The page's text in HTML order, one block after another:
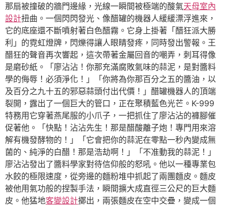
那扇被撞破的牆門邊緣，光線一瞬間被極端的酸氣天母室內
設計扭曲。一個閃閃發光、像醋罐的機器人緩緩漂浮進來，
它的底座還不斷噴射著白色醋霧。它身上掛著「醋狂派大勝
利」的霓虹燈牌，閃爍得讓人眼睛發疼，同時發出警報。王
醋狂的聲音再次響起，這次帶著金屬回音的嘲弄，刺耳得像
是磨砂紙。「廖沾沾！你那充滿腐敗氣味的蒜泥，是對醬料
學的侮辱！必須淨化！」「你將為你那百分之五的醬油，以
及百分之九十五的邪惡蒜頭付出代價！」醋罐機器人的頂端
裂開，露出了一個巨大的管口，正在聚積藍色光芒。K-999
特務用它穿著燕尾服的小爪子，一把抓住了廖沾沾的褲腳催
促著他。「快點！沾沾先生！那是醋酸離子炮！專門用來溶
解有機發酵物的！」「它會把你的蒜泥在零點一秒內變成無
菌的、純淨的白醋！那是浩劫啊！」「不准動我的蒜泥！」
廖沾沾發出了醬料學家對待信仰般的怒吼。他以一種專業包
水餃的極限速度，從旁邊的麵粉堆中抓起了兩團麵皮。麵皮
被他用氣功般的捏製手法，瞬間擴大成直徑三公尺的巨大麵
皮。他猛地客變設計擲出，兩張麵皮在空中交疊，變成一個